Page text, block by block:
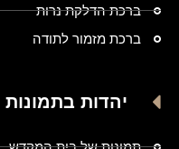
ברכת הדלקת נרות
ברכת מזמור לתודה
יהדות בתמונות